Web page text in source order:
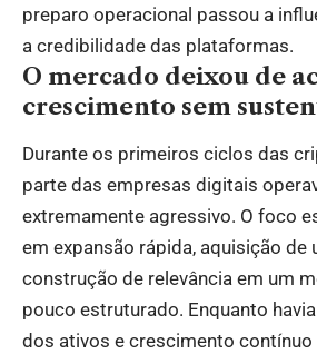
preparo operacional passou a
a credibilidade das plataformas.
O mercado deixou de
crescimento sem
Durante os primeiros ciclos das
parte das empresas digitais
extremamente agressivo. O foco
em expansão rápida, aquisição de
construção de relevância em um
pouco estruturado. Enquanto
dos ativos e crescimento